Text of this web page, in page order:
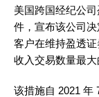
美国跨国经纪公
件，宣布该公司
客户在维持盈透
收入交易数量最大
该措施自 2021 年